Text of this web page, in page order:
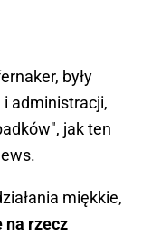
były
administracji,
jak ten
miękkie,
na rzecz